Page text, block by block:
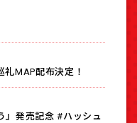
礼MAP配布決定！
』発売記念 #ハッシュ